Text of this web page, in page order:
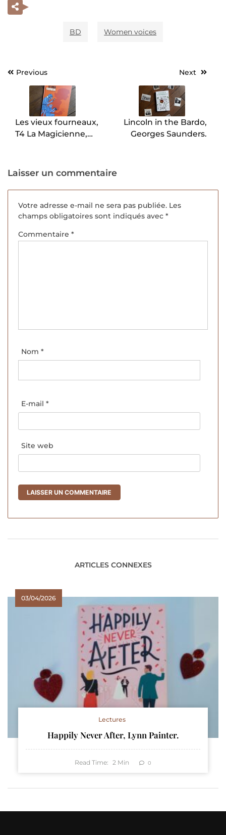
BD Women voices
Navigation
l’article
Previous
Les vieux fourneaux,
T4 La Magicienne,
Next
Lincoln in the Bardo,
Georges Saunders.
Laisser un commentaire
Votre adresse e-mail ne sera pas publiée. Les
champs obligatoires sont indiqués avec *
Commentaire *
Nom *
E-mail *
Site web
ARTICLES CONNEXES
03/04/2026
Lectures
Happily Never After, Lynn Painter.
Read Time: 2 Min 0